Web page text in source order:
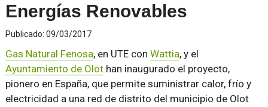
Energías Renovables
Publicado: 09/03/2017
Gas Natural Fenosa, en UTE con Wattia, y el
Ayuntamiento de Olothan inaugurado el proyecto,
pionero en España, que permite suministrar calor, frío y
electricidad a una red de distrito del municipio de Olot